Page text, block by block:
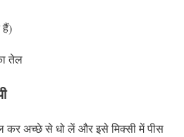
हैं)
तेल
कर अच्छे से धो लें और इसे मिक्सी में पीस